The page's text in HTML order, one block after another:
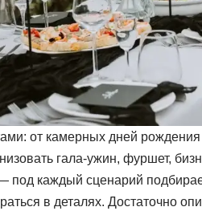
от камерных дней
гала-ужин, фуршет,
под каждый сценарий
в деталях. Достаточно